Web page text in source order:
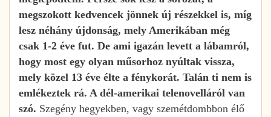
megszokott kedvencek jönnek új részekkel is, míg
lesz néhány újdonság, mely Amerikában még
csak 1-2 éve fut. De ami igazán levett a lábamról,
hogy most egy olyan műsorhoz nyúltak vissza,
mely közel 13 éve élte a fénykorát. Talán ti nem is
emlékeztek rá. A dél-amerikai telenovelláról van
szó. Szegény hegyekben, vagy szemétdombbon élő